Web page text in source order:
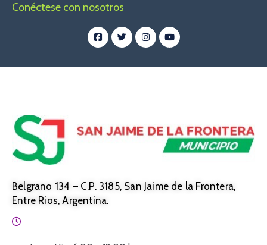
Conéctese con nosotros
Belgrano 134 – C.P. 3185, San Jaime de la Frontera,
Entre Rios, Argentina.